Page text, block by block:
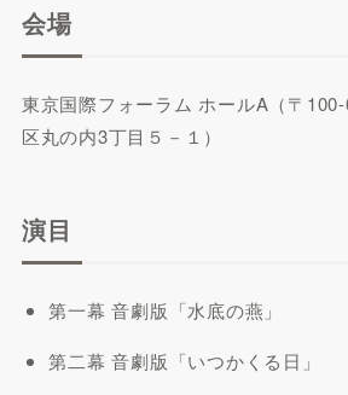
会場
東京国際フォーラム ホールA（〒
区丸の内3丁目５－１）
演目
第一幕 音劇版「水底の燕」
第二幕 音劇版「いつかくる日」